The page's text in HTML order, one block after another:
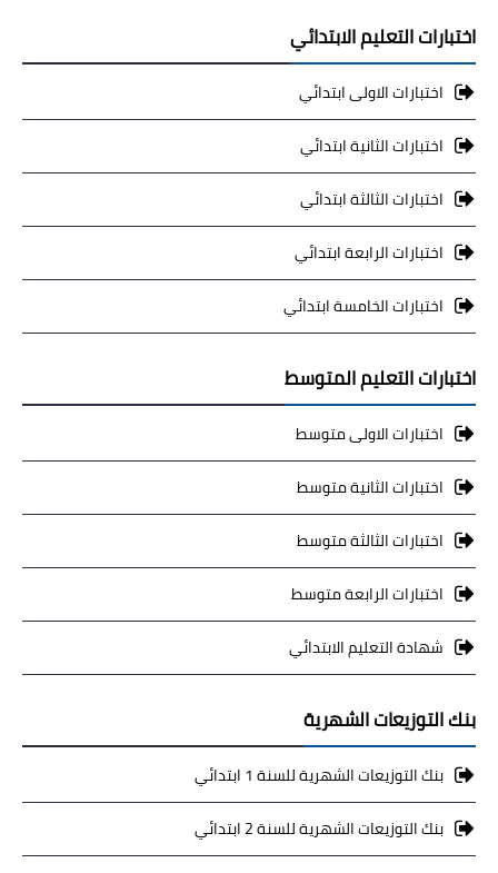
اختبارات التعليم الابتدائي
اختبارات الاولى ابتدائي
اختبارات الثانية ابتدائي
اختبارات الثالثة ابتدائي
اختبارات الرابعة ابتدائي
اختبارات الخامسة ابتدائي
اختبارات التعليم المتوسط
اختبارات الاولى متوسط
اختبارات الثانية متوسط
اختبارات الثالثة متوسط
اختبارات الرابعة متوسط
شهادة التعليم الابتدائي
بنك التوزيعات الشهرية
بنك التوزيعات الشهرية للسنة 1 ابتدائي
بنك التوزيعات الشهرية للسنة 2 ابتدائي